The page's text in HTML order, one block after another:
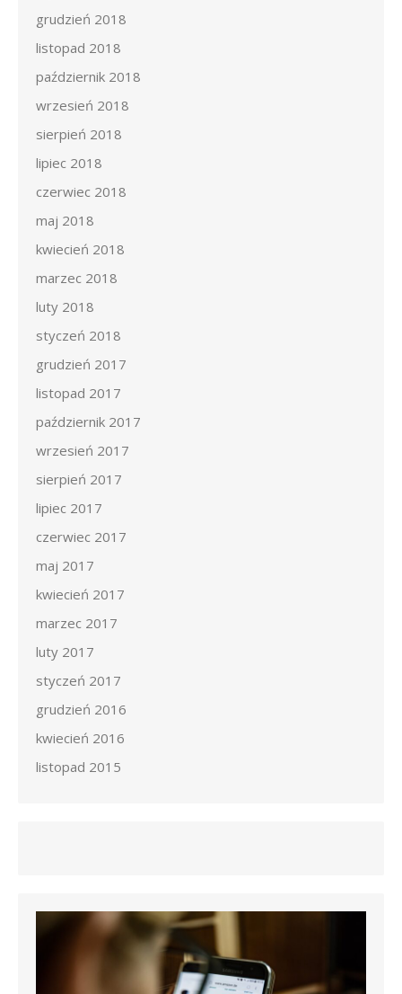
grudzień 2018
listopad 2018
październik 2018
wrzesień 2018
sierpień 2018
lipiec 2018
czerwiec 2018
maj 2018
kwiecień 2018
marzec 2018
luty 2018
styczeń 2018
grudzień 2017
listopad 2017
październik 2017
wrzesień 2017
sierpień 2017
lipiec 2017
czerwiec 2017
maj 2017
kwiecień 2017
marzec 2017
luty 2017
styczeń 2017
grudzień 2016
kwiecień 2016
listopad 2015